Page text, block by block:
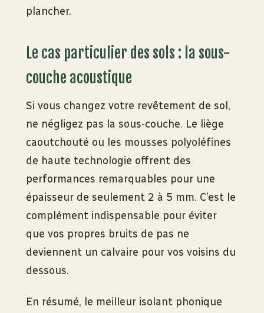
plancher.
Le cas particulier des sols : la sous-
couche acoustique
Si vous changez votre revêtement de sol,
ne négligez pas la sous-couche. Le liège
caoutchouté ou les mousses polyoléfines
de haute technologie offrent des
performances remarquables pour une
épaisseur de seulement 2 à 5 mm. C’est le
complément indispensable pour éviter
que vos propres bruits de pas ne
deviennent un calvaire pour vos voisins du
dessous.
En résumé, le meilleur isolant phonique